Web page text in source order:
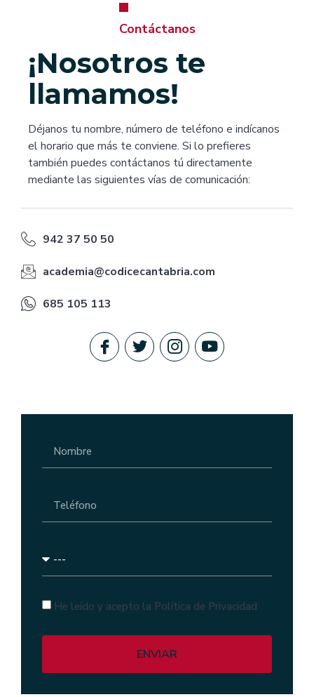
Contáctanos
¡Nosotros te
llamamos!
Déjanos tu nombre, número de teléfono e indícanos
el horario que más te conviene. Si lo prefieres
también puedes contáctanos tú directamente
mediante las siguientes vías de comunicación:
942 37 50 50
academia@codicecantabria.com
685 105 113
He leído y acepto la Política de Privacidad
ENVIAR